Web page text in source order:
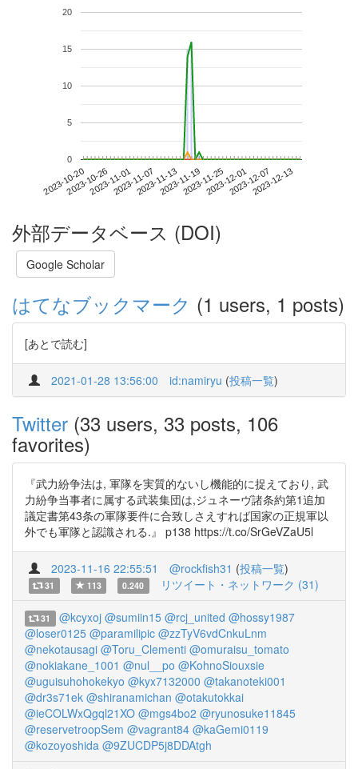
2023-10-202023-10-262023-11-012023-11-072023-11-132023-11-192023-11-252023-12-012023-12-072023-12-13
0
5
10
15
20
外部データベース (DOI)
Google Scholar
はてなブックマーク (1 users, 1 posts)
[あとで読む]
2021-01-28 13:56:00 id:namiryu (投稿一覧)
Twitter (33 users, 33 posts, 106
favorites)
『武力紛争法は, 軍隊を実質的ないし機能的に捉えており, 武
力紛争当事者に属する武装集団は,ジュネーヴ諸条約第1追加
議定書第43条の軍隊要件に合致しさえすれば国家の正規軍以
外でも軍隊と認識される.』 p138 https://t.co/SrGeVZaU5l
2023-11-16 22:55:51 @rockfish31 (投稿一覧)
31 113 0.240 リツイート・ネットワーク (31)
31 @kcyxoj @sumiin15 @rcj_united @hossy1987
@loser0125 @paramilipic @zzTyV6vdCnkuLnm
@nekotausagi @Toru_Clementi @omuraisu_tomato
@nokiakane_1001 @nul__po @KohnoSiouxsie
@uguisuhohokekyo @kyx7132000 @takanoteki001
@dr3s71ek @shiranamichan @otakutokkai
@ieCOLWxQgql21XO @mgs4bo2 @ryunosuke11845
@reservetroopSem @vagrant84 @kaGemi0119
@kozoyoshida @9ZUCDP5j8DDAtgh